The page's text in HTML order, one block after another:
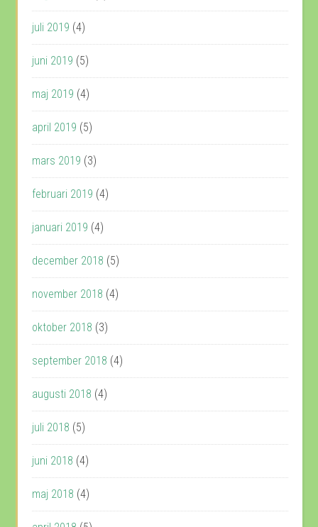
juli 2019 (4)
juni 2019 (5)
maj 2019 (4)
april 2019 (5)
mars 2019 (3)
februari 2019 (4)
januari 2019 (4)
december 2018 (5)
november 2018 (4)
oktober 2018 (3)
september 2018 (4)
augusti 2018 (4)
juli 2018 (5)
juni 2018 (4)
maj 2018 (4)